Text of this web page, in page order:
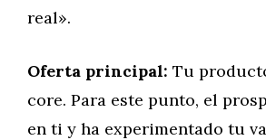
real».
Oferta principal: Tu
core. Para este punto, el
en ti y ha experimentado tu